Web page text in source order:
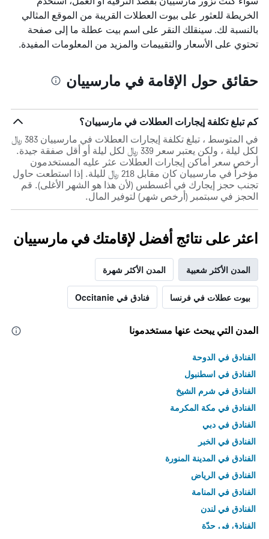
الذي
يعرض
أيام
الأسبوع.
التالي
الذي
يعرض
متوسط
سعر
غرفة
الخريطة للعثور على بيوت العطلات القريبة من الموقع المثالي
بالنسبة لك. سينقلك النقر على اسم بيت عطلة ما إلى صفحة
تحتوي على الأسعار والتقييمات والمزيد من المعلومات المفيدة.
حقائق حول الإقامة في مارسييان
كم تبلغ تكلفة إيجارات العطلات في مارسييان؟
في المتوسط ، تبلغ تكلفة إيجارات العطلات في مارسييان 383 ﷼
لكل ليلة ، ولكن يعتبر سعر 339 ﷼ لكل ليلة أو أقل صفقة جيدة.
أرخص سعر أماكن إيجارات العطلات عثر عليه المستخدمون
مؤخراً في مارسييان كان مقابل 218 ﷼ لليلة. إذا استطعت حاول
تجنب حجز إيجارك في أغسطس (لأن هذا هو الشهر الأغلى). قم
الحجز في سبتمبر (أرخص شهر) لتوفير المال.
اعثر على نتائج أفضل لإقامتك في مارسييان
المدن الأكثر شعبية المدن الأكثر شهرة
بيوت عطلات في فرنسا فنادق في Occitanie
المدن التي يبحث عنها مستخدمونا
الفنادق في الدوحة
الفنادق في اسطنبول
الفنادق في شرم الشيخ
الفنادق في مكة المكرمة
الفنادق في دبي
الفنادق في الخبر
الفنادق في المدينة المنورة
الفنادق في الرياض
الفنادق في المنامة
الفنادق في لندن
الفنادق في جدّة